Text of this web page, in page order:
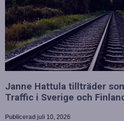
Janne Hattula tillträder
Traffic i Sverige och
Publicerad juli 10, 2026